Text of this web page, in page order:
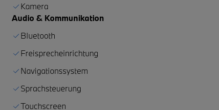
Kamera
Audio & Kommunikation
Bluetooth
Freisprecheinrichtung
Navigationssystem
Sprachsteuerung
Touchscreen